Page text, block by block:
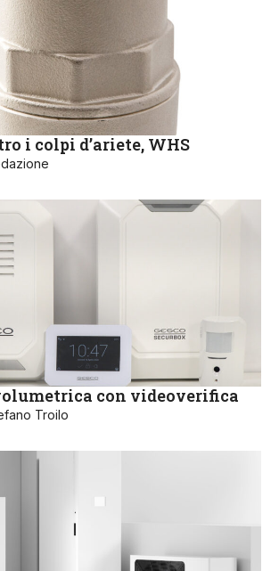
i colpi d’ariete, WHS
con videoverifica
Troilo